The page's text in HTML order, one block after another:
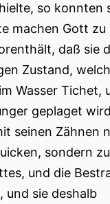
so konnten
machen Gott zu
daß sie
Zustand,
Wasser Tichet,
geplaget
seinen Zähnen
sondern
und die
und sie deshalb